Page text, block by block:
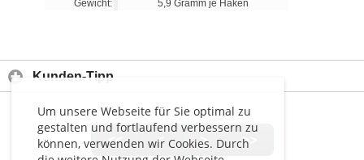
Um unsere Webseite für Sie optimal zu
gestalten und fortlaufend verbessern zu
können, verwenden wir Cookies. Durch
Gewicht:
5,9 Gramm je Haken
Kunden-Tipp
<< < > >>